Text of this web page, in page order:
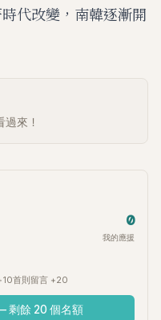
代改變，南韓逐漸開
來！
0
我的應援
首則留言 +20
剩餘 20 個名額